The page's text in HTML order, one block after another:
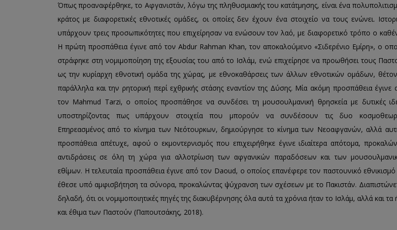
Όπως προαναφέρθηκε, το Αφγανιστάν, λόγω της πληθυσμιακής του κατάτμησης, είναι ένα
κράτος με διαφορετικές εθνοτικές ομάδες, οι οποίες δεν έχουν ένα στοιχείο να τους ενώνει.
υπάρχουν τρεις προσωπικότητες που επιχείρησαν να ενώσουν τον λαό, με διαφορετικό τρόπο ο
Η πρώτη προσπάθεια έγινε από τον Abdur Rahman Khan, τον αποκαλούμενο «Σιδερένιο Εμίρη», ο
στράφηκε στη νομιμοποίηση της εξουσίας του από το Ισλάμ, ενώ επιχείρησε να προωθήσει τους
ως την κυρίαρχη εθνοτική ομάδα της χώρας, με εθνοκαθάρσεις των άλλων εθνοτικών ομάδων,
παράλληλα και την ρητορική περί εχθρικής στάσης εναντίον της Δύσης. Μία ακόμη προσπάθεια έγινε
τον Mahmud Tarzi, ο οποίος προσπάθησε να συνδέσει τη μουσουλμανική θρησκεία με δυτικές
υποστηρίζοντας πως υπάρχουν στοιχεία που μπορούν να συνδέσουν τις δυο
Επηρεασμένος από το κίνημα των Νεότουρκων, δημιούργησε το κίνημα των Νεοαφγανών, αλλά
προσπάθεια απέτυχε, αφού ο εκμοντερνισμός που επιχειρήθηκε έγινε ιδιαίτερα απότομα,
αντιδράσεις σε όλη τη χώρα για αλλοτρίωση των αφγανικών παραδόσεων και των
εθίμων. Η τελευταία προσπάθεια έγινε από τον Daoud, ο οποίος επανέφερε τον παστουνικό εθνικισμό
έθεσε υπό αμφισβήτηση τα σύνορα, προκαλώντας ψύχρανση των σχέσεων με το Πακιστάν.
δηλαδή, ότι οι νομιμοποιητικές πηγές της διακυβέρνησης όλα αυτά τα χρόνια ήταν το Ισλάμ, αλλά και τα
και έθιμα των Παστούν (Παπουτσάκης, 2018).